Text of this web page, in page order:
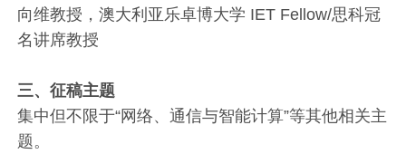
向维教授，澳大利亚乐卓博大学 IET Fellow/思科冠
名讲席教授
三、征稿主题
集中但不限于“网络、通信与智能计算”等其他相关主
题。